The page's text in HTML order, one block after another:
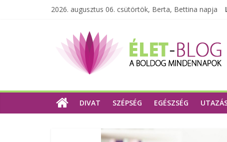
2026. augusztus 06. csütörtök, Berta, Bettina napja
DIVAT SZÉPSÉG EGÉSZSÉG